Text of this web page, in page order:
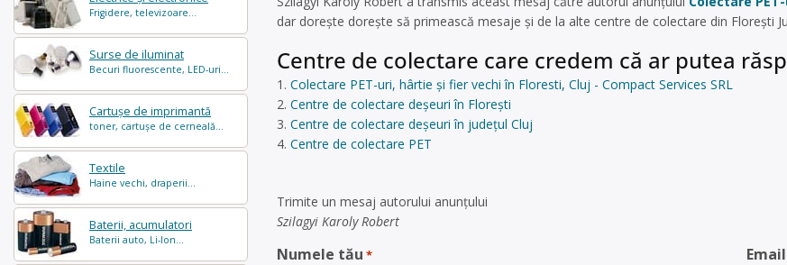
Frigidere, televizoare...
Surse de iluminat
Becuri fluorescente, LED-uri...
Cartușe de imprimantă
toner, cartușe de cerneală...
Textile
Haine vechi, draperii...
Baterii, acumulatori
Baterii auto, Li-Ion...
dar dorește dorește să primească mesaje și de la alte centre de colectare din Florești
Centre de colectare care credem că ar putea
Colectare PET-uri, hârtie și fier vechi în Floresti, Cluj - Compact Services SRL
Centre de colectare deșeuri în Florești
Centre de colectare deșeuri în județul Cluj
Centre de colectare PET
Trimite un mesaj autorului anunţului
Szilagyi Karoly Robert
Numele tău * Email